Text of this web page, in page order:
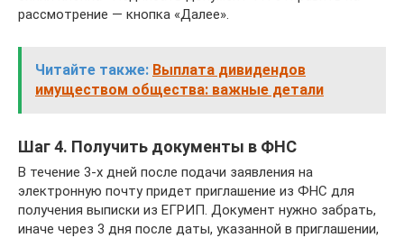
рассмотрение — кнопка «Далее».
Читайте также: Выплата дивидендов
имуществом общества: важные детали
Шаг 4. Получить документы в ФНС
В течение 3-х дней после подачи заявления на
электронную почту придет приглашение из ФНС для
получения выписки из ЕГРИП. Документ нужно забрать,
иначе через 3 дня после даты, указанной в приглашении,